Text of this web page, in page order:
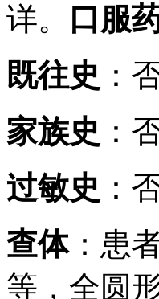
详。
口服
既往史 ：
家族史 ：
过敏史 ：
查体：患
等，全圆